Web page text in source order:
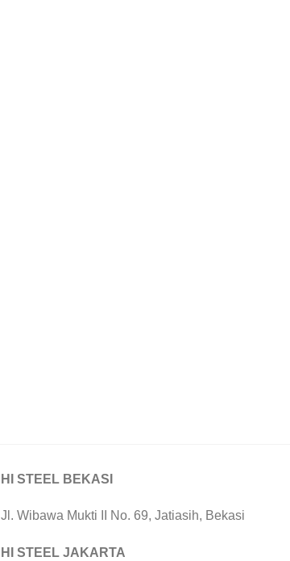
HI STEEL BEKASI
Jl. Wibawa Mukti II No. 69, Jatiasih, Bekasi
HI STEEL JAKARTA